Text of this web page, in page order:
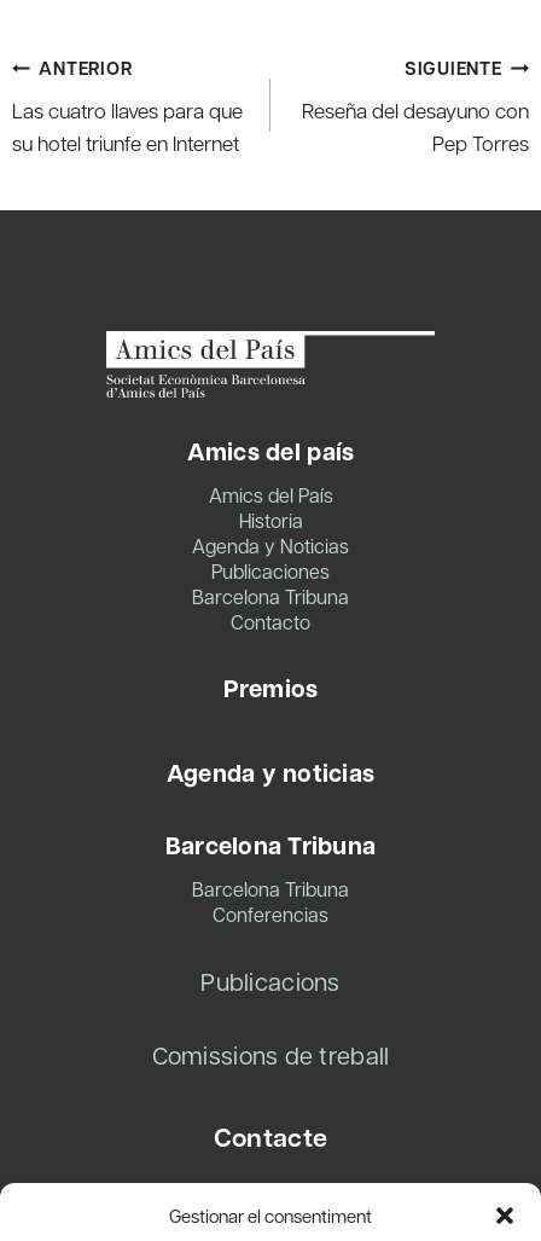
Gestionar el consentiment
Navegación
de
entradas
ANTERIOR
Las cuatro llaves para que
su hotel triunfe en Internet
SIGUIENTE
Reseña del desayuno con
Pep Torres
Amics del país
Amics del País
Historia
Agenda y Noticias
Publicaciones
Barcelona Tribuna
Contacto
Premios
Agenda y noticias
Barcelona Tribuna
Barcelona Tribuna
Conferencias
Publicacions
Comissions de treball
Contacte
08003 Barcelona